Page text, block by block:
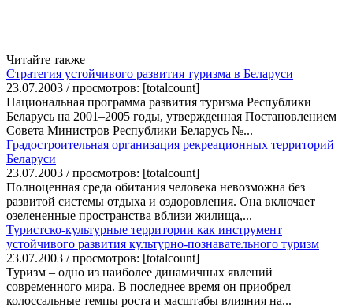
Читайте также
Стратегия устойчивого развития туризма в Беларуси
23.07.2003 / просмотров: [totalcount]
Национальная программа развития туризма Республики
Беларусь на 2001–2005 годы, утвержденная Постановлением
Совета Министров Республики Беларусь №...
Градостроительная организация рекреационных территорий
Беларуси
23.07.2003 / просмотров: [totalcount]
Полноценная среда обитания человека невозможна без
развитой системы отдыха и оздоровления. Она включает
озелененные пространства вблизи жилища,...
Туристско-культурные территории как инструмент
устойчивого развития культурно-познавательного туризм
23.07.2003 / просмотров: [totalcount]
Туризм – одно из наиболее динамичных явлений
современного мира. В последнее время он приобрел
колоссальные темпы роста и масштабы влияния на...